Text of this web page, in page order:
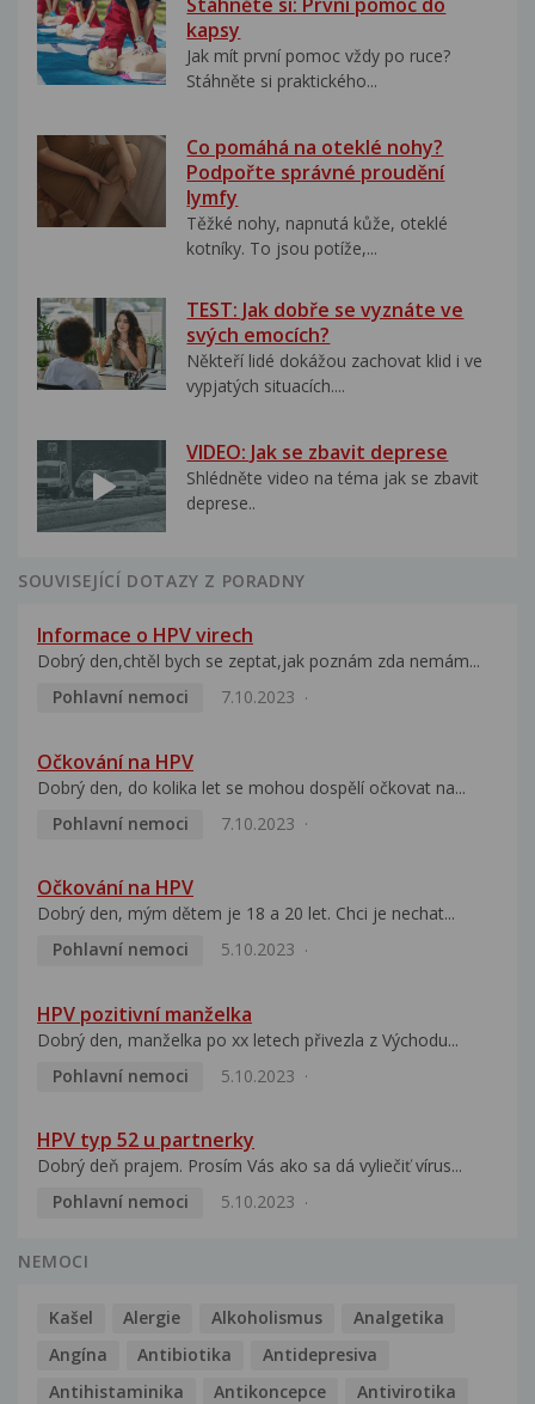
kapsy
Jak mít první pomoc vždy po ruce?
Stáhněte si praktického...
Co pomáhá na oteklé nohy?
Podpořte správné proudění
lymfy
Těžké nohy, napnutá kůže, oteklé
kotníky. To jsou potíže,...
TEST: Jak dobře se vyznáte ve
svých emocích?
Někteří lidé dokážou zachovat klid i ve
vypjatých situacích....
VIDEO: Jak se zbavit deprese
Shlédněte video na téma jak se zbavit
deprese..
SOUVISEJÍCÍ DOTAZY Z PORADNY
Informace o HPV virech
Dobrý den,chtěl bych se zeptat,jak poznám zda nemám...
Pohlavní nemoci
7.10.2023
Očkování na HPV
Dobrý den, do kolika let se mohou dospělí očkovat na...
Pohlavní nemoci
7.10.2023
Očkování na HPV
Dobrý den, mým dětem je 18 a 20 let. Chci je nechat...
Pohlavní nemoci
5.10.2023
HPV pozitivní manželka
Dobrý den, manželka po xx letech přivezla z Východu...
Pohlavní nemoci
5.10.2023
HPV typ 52 u partnerky
Dobrý deň prajem. Prosím Vás ako sa dá vyliečiť vírus...
Pohlavní nemoci
5.10.2023
NEMOCI
Kašel Alergie Alkoholismus
Analgetika
Angína
Antibiotika
Antidepresiva
Antihistaminika
Antikoncepce Antivirotika